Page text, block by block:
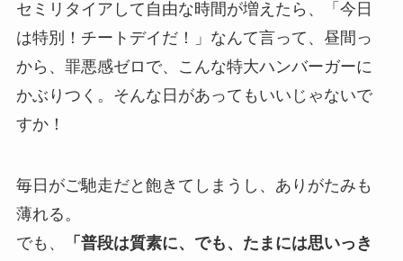
セミリタイアして自由な時間が増えたら、「今日
は特別！チートデイだ！」なんて言って、昼間っ
から、罪悪感ゼロで、こんな特大ハンバーガーに
かぶりつく。そんな日があってもいいじゃないで
すか！
毎日がご馳走だと飽きてしまうし、ありがたみも
薄れる。
でも、
「普段は質素に、でも、たまには思いっき